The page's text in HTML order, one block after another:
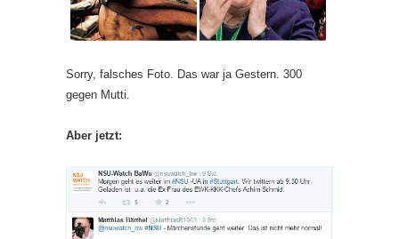
Sorry, falsches Foto. Das war ja Gestern. 300
gegen Mutti.
Aber jetzt: